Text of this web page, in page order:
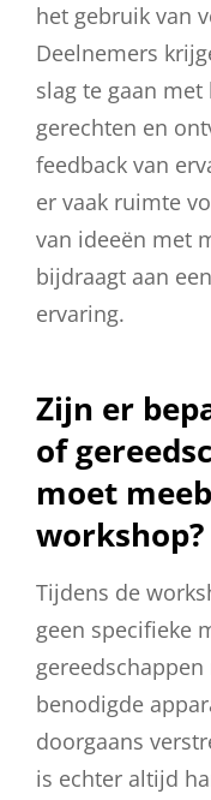
het gebruik van
Deelnemers
slag te gaan
gerechten en
feedback van
er vaak ruimte
van ideeën met
bijdraagt aan
ervaring.
Zijn er
of
moet
workshop?
Tijdens de
geen specifieke
benodigde
doorgaans
is echter altijd